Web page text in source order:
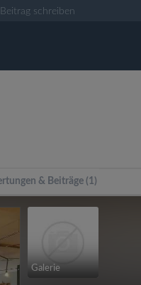
Beitrag schreiben
& Beiträge (1)
Galerie